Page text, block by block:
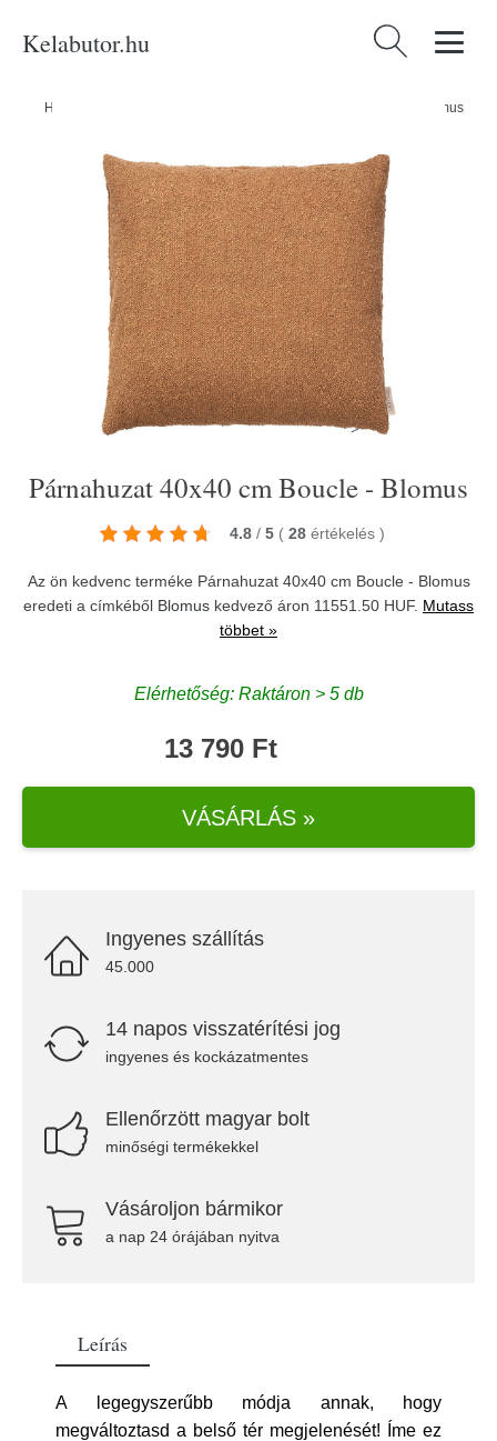
Kelabutor.hu Keresés:
Home Párnahuzat 40x40 cm Boucle - Blomus
Párnahuzat 40x40 cm Boucle - Blomus
4.8 / 5 ( 28 értékelés )
Az ön kedvenc terméke Párnahuzat 40x40 cm Boucle - Blomus
eredeti a címkéből Blomus kedvező áron 11551.50 HUF. Mutass
többet »
Elérhetőség: Raktáron > 5 db
13 790 Ft
VÁSÁRLÁS »
Ingyenes szállítás
45.000
14 napos visszatérítési jog
ingyenes és kockázatmentes
Ellenőrzött magyar bolt
minőségi termékekkel
Vásároljon bármikor
a nap 24 órájában nyitva
Leírás
A legegyszerűbb módja annak, hogy
megváltoztasd a belső tér megjelenését! Íme ez